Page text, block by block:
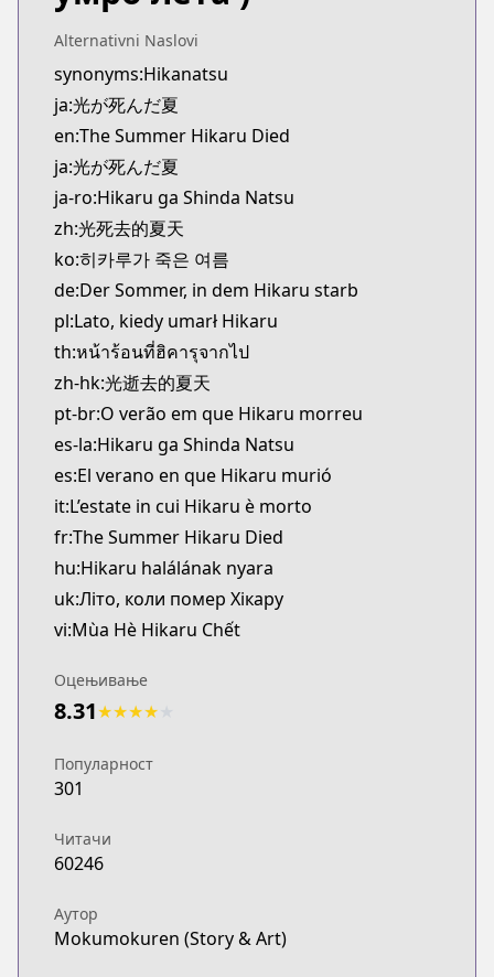
Kitsu
https://kitsu.app/manga/hikaru-ga-shinda-natsu
CDJapan
CDJapan
https://www.anime-planet.com/manga/https://
MangaUpdates
MangaUpdates
https://www.mangaupdates.com/
Book☆Walker
Book☆Walker
https://bookwalker.jp/series/344278/list
Official English
Official English
https://yenpress.com/series/the-summer-hikaru-
Alternativni Naslovi
synonyms:Hikanatsu
ja:光が死んだ夏
en:The Summer Hikaru Died
ja:光が死んだ夏
ja-ro:Hikaru ga Shinda Natsu
zh:光死去的夏天
ko:히카루가 죽은 여름
de:Der Sommer, in dem Hikaru starb
pl:Lato, kiedy umarł Hikaru
th:หน้าร้อนที่ฮิคารุจากไป
zh-hk:光逝去的夏天
pt-br:O verão em que Hikaru morreu
es-la:Hikaru ga Shinda Natsu
es:El verano en que Hikaru murió
it:L’estate in cui Hikaru è morto
fr:The Summer Hikaru Died
hu:Hikaru halálának nyara
uk:Літо, коли помер Хікару
vi:Mùa Hè Hikaru Chết
Оцењивање
8.31★★★★
Популарност
301
Читачи
60246
Аутор
Mokumokuren (Story & Art)